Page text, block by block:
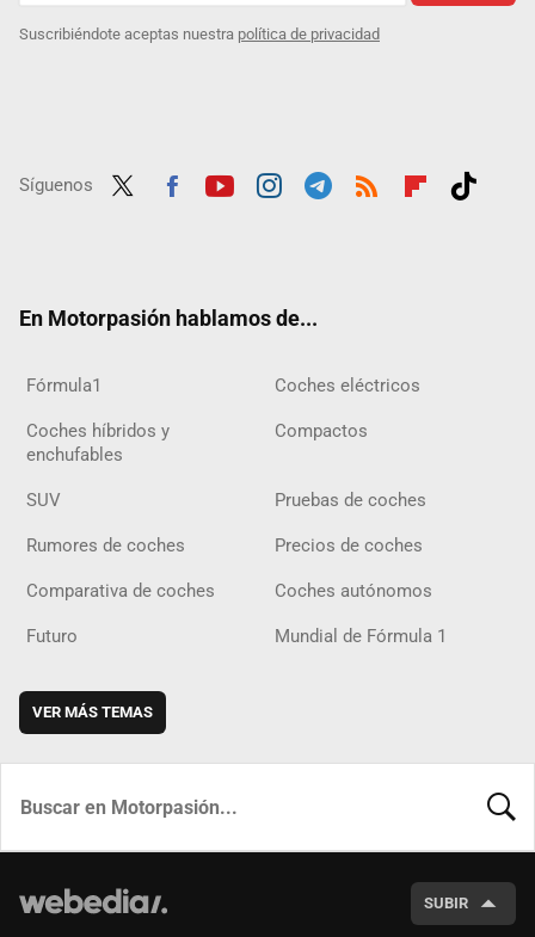
Suscribiéndote aceptas nuestra política de privacidad
Síguenos
En Motorpasión hablamos de...
Fórmula1 Coches eléctricos
Coches híbridos y
enchufables
Compactos
SUV Pruebas de coches
Rumores de coches Precios de coches
Comparativa de coches Coches autónomos
Futuro Mundial de Fórmula 1
VER MÁS TEMAS
SUBIR